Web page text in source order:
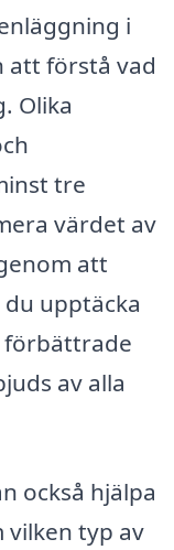
i
att förstå vad
Olika
tre
värdet av
att
upptäcka
förbättrade
av alla
också hjälpa
typ av